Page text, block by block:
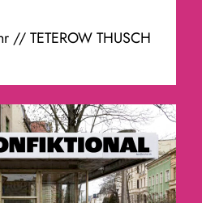
// TETEROW THUSCH